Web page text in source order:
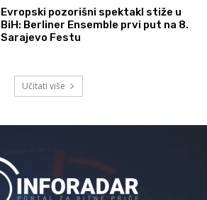
Evropski pozorišni spektakl stiže u
BiH: Berliner Ensemble prvi put na 8.
Sarajevo Festu
Učitati više